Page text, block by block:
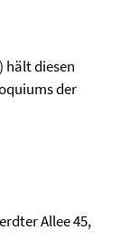
hält diesen
der
Allee 45,